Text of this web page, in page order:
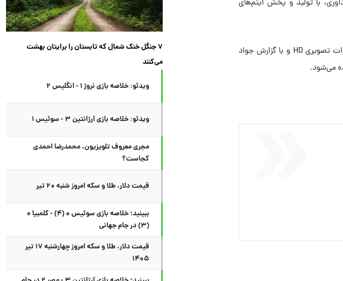
با تولید و پخش آیتم‌های
مسابقه شهرآورد تهران در هفته بیست و یکم لیگ برتر برگزار و با تجهیزات تصویری HD و با گزارش جواد
می‌شود.
۷ جنگل خنک شمال که تابستان را برایتان بهشت
می‌کنند
ویدئو: خلاصه بازی نروژ ۱ - انگلیس ۲
ویدئو: خلاصه بازی آرژانتین ۳ - سوئیس ۱
مجری معروف تلویزیون، محمدرضا احمدی
کجاست؟
قیمت دلار، طلا و سکه امروز شنبه ۲۰ تیر
ببینید؛ خلاصه بازی سوئیس ۰ (۴) - کلمبیا ۰
(۳) در جام جهانی
قیمت دلار، طلا و سکه امروز چهارشنبه ۱۷ تیر
۱۴۰۵